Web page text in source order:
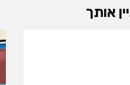
אותך